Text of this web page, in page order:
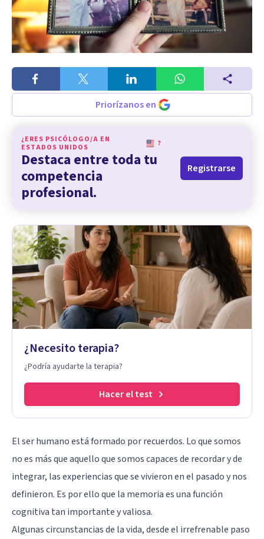
Priorízanos en
¿ERES PSICÓLOGO/A EN
ESTADOS UNIDOS
?
Destaca entre toda tu
competencia
profesional.
Registrarse
¿Necesito terapia?
¿Podría ayudarte la terapia?
Hacer el test
El ser humano está formado por recuerdos. Lo que somos
no es más que aquello que somos capaces de recordar y de
integrar, las experiencias que se vivieron en el pasado y nos
definieron. Es por ello que la memoria es una función
cognitiva tan importante y valiosa.
Algunas circunstancias de la vida, desde el irrefrenable paso